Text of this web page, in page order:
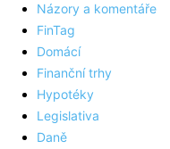
Názory a komentáře
FinTag
Domácí
Finanční trhy
Hypotéky
Legislativa
Daně